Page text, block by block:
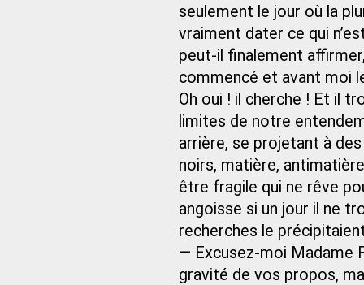
seulement le jour où la
vraiment dater ce qui
peut-il finalement
commencé et avant moi
Oh oui ! il cherche ! Et il
limites de notre
arrière, se projetant à
noirs, matière,
être fragile qui ne rêve
angoisse si un jour il ne
recherches le
— Excusez-moi Madame
gravité de vos propos,